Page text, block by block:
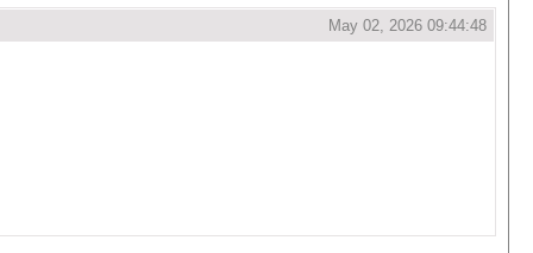
May 02, 2026 09:44:48